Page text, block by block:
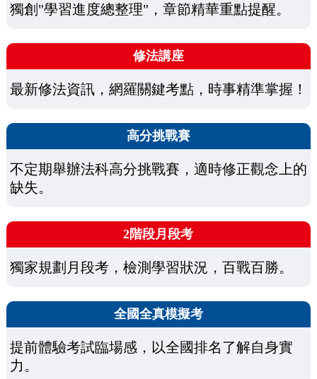
獨創"學習進度總整理"，章節精華重點提醒。
修法講座
最新修法資訊，網羅關鍵考點，時事精準掌握！
高分挑戰賽
不定期舉辦法科高分挑戰賽，適時修正觀念上的
缺失。
2階段月段考
獨家規劃月段考，檢測學習狀況，百戰百勝。
全國全真模擬考
提前體驗考試臨場感，以全國排名了解自身實
力。